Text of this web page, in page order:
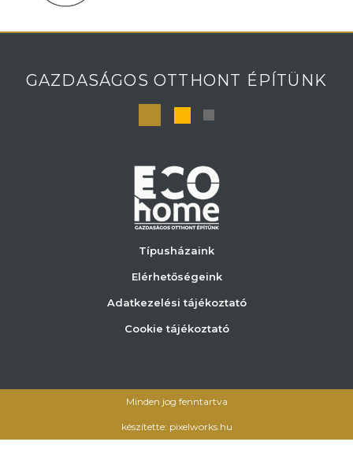
GAZDASÁGOS OTTHONT ÉPÍTÜNK
Típusházaink
Elérhetőségeink
Adatkezelési tájékoztató
Cookie tájékoztató
Minden jog fenntartva
készítette: pixelworks.hu